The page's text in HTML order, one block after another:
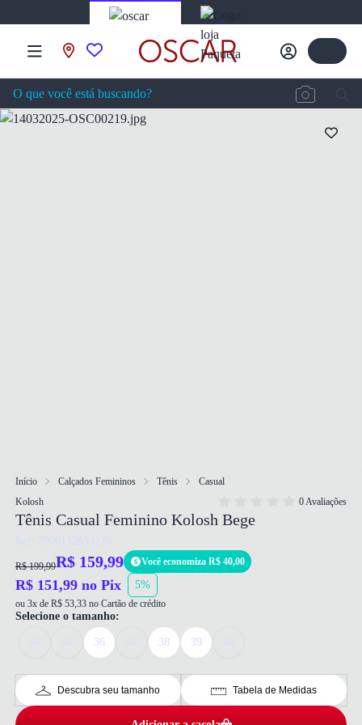
Início Calçados Femininos Tênis
Casual
Kolosh
0 Avaliações
Tênis Casual Feminino Kolosh Bege
Ref: 7900132854270
R$ 199,99R$ 159,99 Você economiza R$ 40,00
R$ 151,99 no Pix 5%
ou 3x de R$ 53,33 no Cartão de crédito
Selecione o tamanho:
36 38 39
Descubra seu tamanho Tabela de Medidas